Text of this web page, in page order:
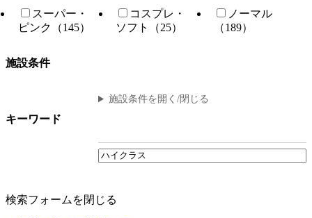
スーパー・
ピンク（145）
コスプレ・
ソフト（25）
ノーマル
（189）
施設条件
施設条件を開く/閉じる
キーワード
検索フォームを閉じる